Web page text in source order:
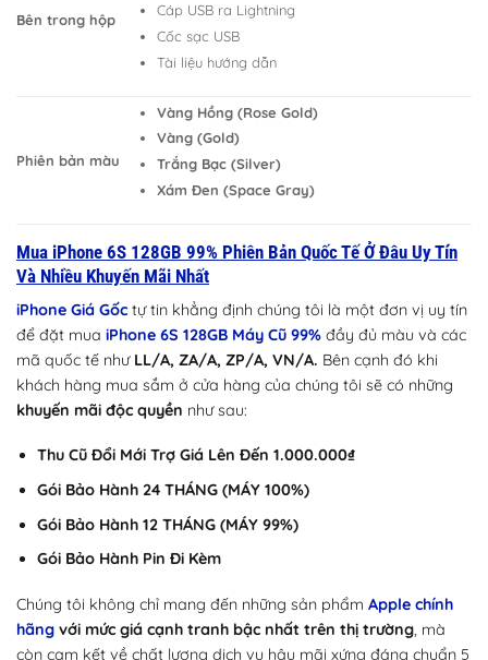
Bên trong hộp
Cáp USB ra Lightning
Cốc sạc USB
Tài liệu hướng dẫn
Phiên bản màu
Vàng Hồng (Rose Gold)
Vàng (Gold)
Trắng Bạc (Silver)
Xám Đen (Space Gray)
Mua iPhone 6S 128GB 99% Phiên Bản Quốc Tế Ở Đâu Uy Tín
Và Nhiều Khuyến Mãi Nhất
iPhone Giá Gốc tự tin khẳng định chúng tôi là một đơn vị uy tín
để đặt mua iPhone 6S 128GB Máy Cũ 99% đầy đủ màu và các
mã quốc tế như LL/A, ZA/A, ZP/A, VN/A. Bên cạnh đó khi
khách hàng mua sắm ở cửa hàng của chúng tôi sẽ có những
khuyến mãi độc quyền như sau:
Thu Cũ Đổi Mới Trợ Giá Lên Đến 1.000.000₫
Gói Bảo Hành 24 THÁNG (MÁY 100%)
Gói Bảo Hành 12 THÁNG (MÁY 99%)
Gói Bảo Hành Pin Đi Kèm
Chúng tôi không chỉ mang đến những sản phẩm Apple chính
hãng với mức giá cạnh tranh bậc nhất trên thị trường, mà
còn cam kết về chất lượng dịch vụ hậu mãi xứng đáng chuẩn 5